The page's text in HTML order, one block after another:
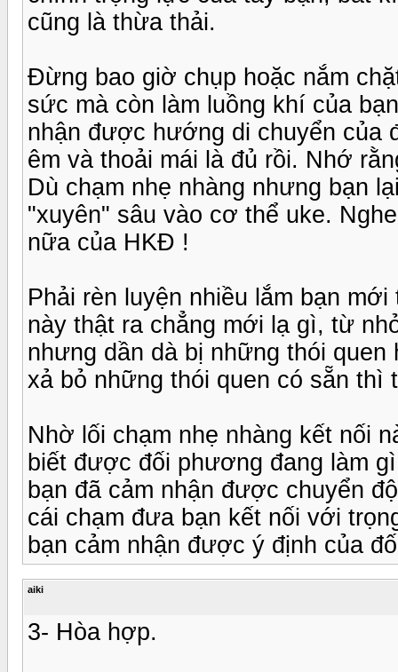
cũng là thừa thải.
Đừng bao giờ chụp hoặc nắm
sức mà còn làm luồng khí của
nhận được hướng di chuyển của
êm và thoải mái là đủ rồi. Nhớ
Dù chạm nhẹ nhàng nhưng bạn
"xuyên" sâu vào cơ thể uke.
nữa của HKĐ !
Phải rèn luyện nhiều lắm bạn
này thật ra chẳng mới lạ gì, từ
nhưng dần dà bị những thói
xả bỏ những thói quen có sẵn thì
Nhờ lối chạm nhẹ nhàng kết nối
biết được đối phương đang làm
bạn đã cảm nhận được chuyển
cái chạm đưa bạn kết nối với
bạn cảm nhận được ý định của
aiki
3- Hòa hợp.